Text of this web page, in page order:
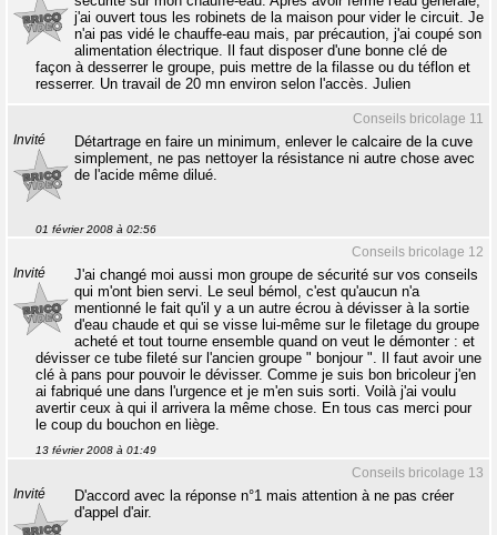
j'ai ouvert tous les robinets de la maison pour vider le circuit. Je
n'ai pas vidé le chauffe-eau mais, par précaution, j'ai coupé son
alimentation électrique. Il faut disposer d'une bonne clé de
façon à desserrer le groupe, puis mettre de la filasse ou du téflon et
resserrer. Un travail de 20 mn environ selon l'accès. Julien
Conseils bricolage 11
Invité
Détartrage en faire un minimum, enlever le calcaire de la cuve
simplement, ne pas nettoyer la résistance ni autre chose avec
de l'acide même dilué.
01 février 2008 à 02:56
Conseils bricolage 12
Invité
J'ai changé moi aussi mon groupe de sécurité sur vos conseils
qui m'ont bien servi. Le seul bémol, c'est qu'aucun n'a
mentionné le fait qu'il y a un autre écrou à dévisser à la sortie
d'eau chaude et qui se visse lui-même sur le filetage du groupe
acheté et tout tourne ensemble quand on veut le démonter : et
dévisser ce tube fileté sur l'ancien groupe " bonjour ". Il faut avoir une
clé à pans pour pouvoir le dévisser. Comme je suis bon bricoleur j'en
ai fabriqué une dans l'urgence et je m'en suis sorti. Voilà j'ai voulu
avertir ceux à qui il arrivera la même chose. En tous cas merci pour
le coup du bouchon en liège.
13 février 2008 à 01:49
Conseils bricolage 13
Invité
D'accord avec la réponse n°1 mais attention à ne pas créer
d'appel d'air.